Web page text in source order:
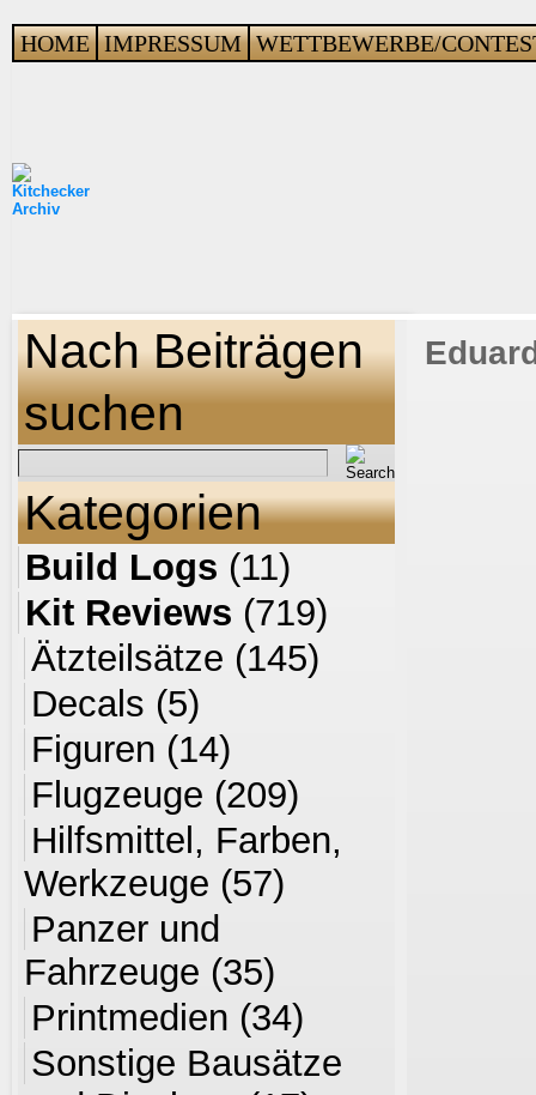
HOME IMPRESSUM WETTBEWERBE/
Nach Beiträgen
suchen
Kategorien
Build Logs (11)
Kit Reviews (719)
Ätzteilsätze (145)
Decals (5)
Figuren (14)
Flugzeuge (209)
Hilfsmittel, Farben,
Werkzeuge (57)
Panzer und
Fahrzeuge (35)
Printmedien (34)
Sonstige Bausätze